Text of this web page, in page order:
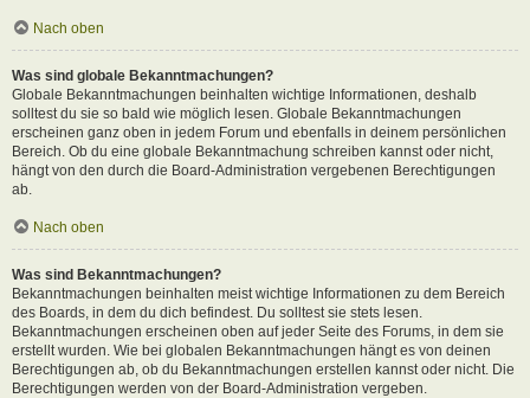
Nach oben
Was sind globale Bekanntmachungen?
Globale Bekanntmachungen beinhalten wichtige Informationen, deshalb
solltest du sie so bald wie möglich lesen. Globale Bekanntmachungen
erscheinen ganz oben in jedem Forum und ebenfalls in deinem persönlichen
Bereich. Ob du eine globale Bekanntmachung schreiben kannst oder nicht,
hängt von den durch die Board-Administration vergebenen Berechtigungen
ab.
Nach oben
Was sind Bekanntmachungen?
Bekanntmachungen beinhalten meist wichtige Informationen zu dem Bereich
des Boards, in dem du dich befindest. Du solltest sie stets lesen.
Bekanntmachungen erscheinen oben auf jeder Seite des Forums, in dem sie
erstellt wurden. Wie bei globalen Bekanntmachungen hängt es von deinen
Berechtigungen ab, ob du Bekanntmachungen erstellen kannst oder nicht. Die
Berechtigungen werden von der Board-Administration vergeben.